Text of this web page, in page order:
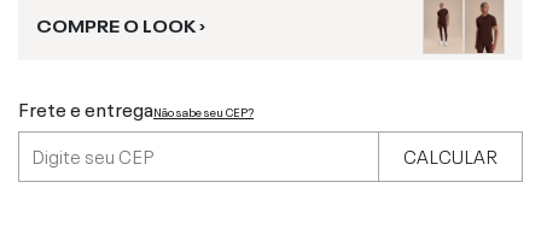
COMPRE O LOOK ›
Frete e entregaNão sabe seu CEP?
CALCULAR